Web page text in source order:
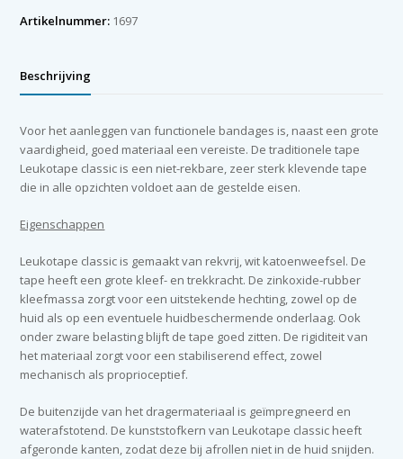
Artikelnummer: 1697
Beschrijving
Voor het aanleggen van functionele bandages is, naast een grote
vaardigheid, goed materiaal een vereiste. De traditionele tape
Leukotape classic is een niet-rekbare, zeer sterk klevende tape
die in alle opzichten voldoet aan de gestelde eisen.
Eigenschappen
Leukotape classic is gemaakt van rekvrij, wit katoenweefsel. De
tape heeft een grote kleef- en trekkracht. De zinkoxide-rubber
kleefmassa zorgt voor een uitstekende hechting, zowel op de
huid als op een eventuele huidbeschermende onderlaag. Ook
onder zware belasting blijft de tape goed zitten. De rigiditeit van
het materiaal zorgt voor een stabiliserend effect, zowel
mechanisch als proprioceptief.
De buitenzijde van het dragermateriaal is geïmpregneerd en
waterafstotend. De kunststofkern van Leukotape classic heeft
afgeronde kanten, zodat deze bij afrollen niet in de huid snijden.